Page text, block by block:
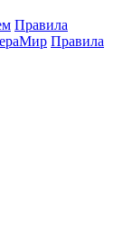
Правила
Правила